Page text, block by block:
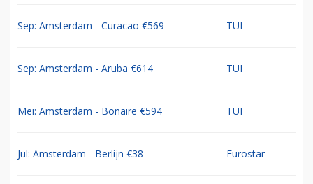
Sep: Amsterdam - Curacao €569 TUI
Sep: Amsterdam - Aruba €614 TUI
Mei: Amsterdam - Bonaire €594 TUI
Jul: Amsterdam - Berlijn €38 Eurostar